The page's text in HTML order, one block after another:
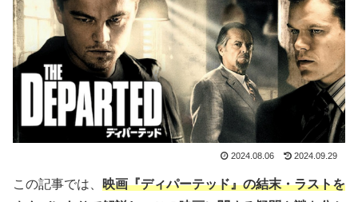
2024.08.06 2024.09.29
この記事では、 映画『ディパーテッド』の結末・ラストを